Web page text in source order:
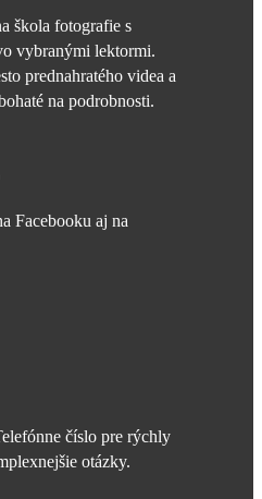
škola fotografie s
vybranými lektormi.
prednahratého videa a
na podrobnosti.
Facebooku aj na
číslo pre rýchly
otázky.